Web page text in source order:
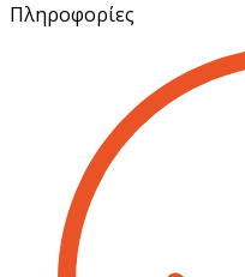
Πληροφορίες